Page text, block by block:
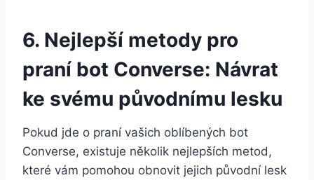
6. Nejlepší metody‌ pro
praní bot Converse:⁢ Návrat
ke‍ svému původnímu lesku
Pokud jde o praní vašich‌ oblíbených bot‍
Converse, ‍existuje několik ⁢nejlepších metod,​
které ⁢vám pomohou obnovit ​jejich⁢ původní ⁣lesk​